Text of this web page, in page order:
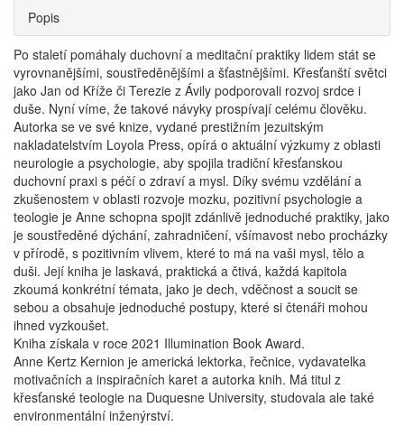
Popis
Po staletí pomáhaly duchovní a meditační praktiky lidem stát se
vyrovnanějšími, soustředěnějšími a šťastnějšími. Křesťanští světci
jako Jan od Kříže či Terezie z Ávily podporovali rozvoj srdce i
duše. Nyní víme, že takové návyky prospívají celému člověku.
Autorka se ve své knize, vydané prestižním jezuitským
nakladatelstvím Loyola Press, opírá o aktuální výzkumy z oblasti
neurologie a psychologie, aby spojila tradiční křesťanskou
duchovní praxi s péčí o zdraví a mysl. Díky svému vzdělání a
zkušenostem v oblasti rozvoje mozku, pozitivní psychologie a
teologie je Anne schopna spojit zdánlivě jednoduché praktiky, jako
je soustředěné dýchání, zahradničení, všímavost nebo procházky
v přírodě, s pozitivním vlivem, které to má na vaši mysl, tělo a
duši. Její kniha je laskavá, praktická a čtivá, každá kapitola
zkoumá konkrétní témata, jako je dech, vděčnost a soucit se
sebou a obsahuje jednoduché postupy, které si čtenáři mohou
ihned vyzkoušet.
Kniha získala v roce 2021 Illumination Book Award.
Anne Kertz Kernion je americká lektorka, řečnice, vydavatelka
motivačních a inspiračních karet a autorka knih. Má titul z
křesťanské teologie na Duquesne University, studovala ale také
environmentální inženýrství.